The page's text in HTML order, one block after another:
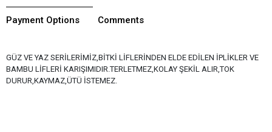
Payment Options Comments
GÜZ VE YAZ SERİLERİMİZ,BİTKİ LİFLERİNDEN ELDE EDİLEN İPLİKLER VE
BAMBU LİFLERİ KARIŞIMIDIR.TERLETMEZ,KOLAY ŞEKİL ALIR,TOK
DURUR,KAYMAZ,ÜTÜ İSTEMEZ.